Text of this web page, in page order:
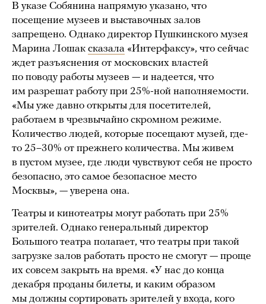
В указе Собянина напрямую указано, что
посещение музеев и выставочных залов
запрещено. Однако директор Пушкинского музея
Марина Лошак сказала «Интерфаксу», что сейчас
ждет разъяснения от московских властей
по поводу работы музеев — и надеется, что
им разрешат работу при 25%-ной наполняемости.
«Мы уже давно открыты для посетителей,
работаем в чрезвычайно скромном режиме.
Количество людей, которые посещают музей, где-
то 25–30% от прежнего количества. Мы живем
в пустом музее, где люди чувствуют себя не просто
безопасно, это самое безопасное место
Москвы», — уверена она.
Театры и кинотеатры могут работать при 25%
зрителей. Однако генеральный директор
Большого театра полагает, что театры при такой
загрузке залов работать просто не смогут — проще
их совсем закрыть на время. «У нас до конца
декабря проданы билеты, и каким образом
мы должны сортировать зрителей у входа, кого